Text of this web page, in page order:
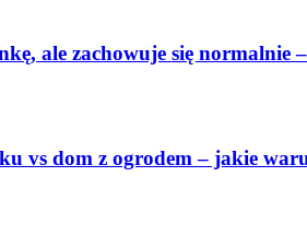
ale zachowuje się normalnie
vs dom z ogrodem – jakie